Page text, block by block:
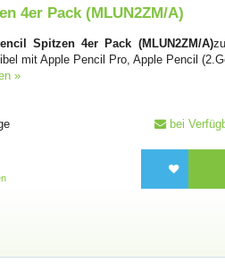
4er Pack (MLUN2ZM/A)
Spitzen 4er Pack (MLUN2ZM/A)
mit Apple Pencil Pro, Apple Pencil
»
bei